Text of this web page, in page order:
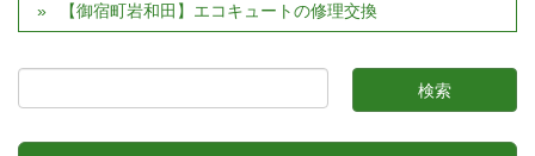
【御宿町岩和田】エコキュートの修理交換